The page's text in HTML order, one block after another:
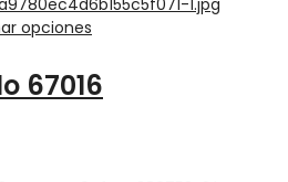
opciones
67016